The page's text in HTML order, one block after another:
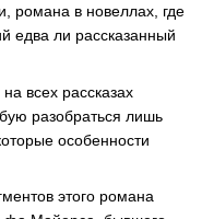
, романа в новеллах, где
едва ли рассказанный
всех рассказах
разобраться лишь
особенности
этого романа